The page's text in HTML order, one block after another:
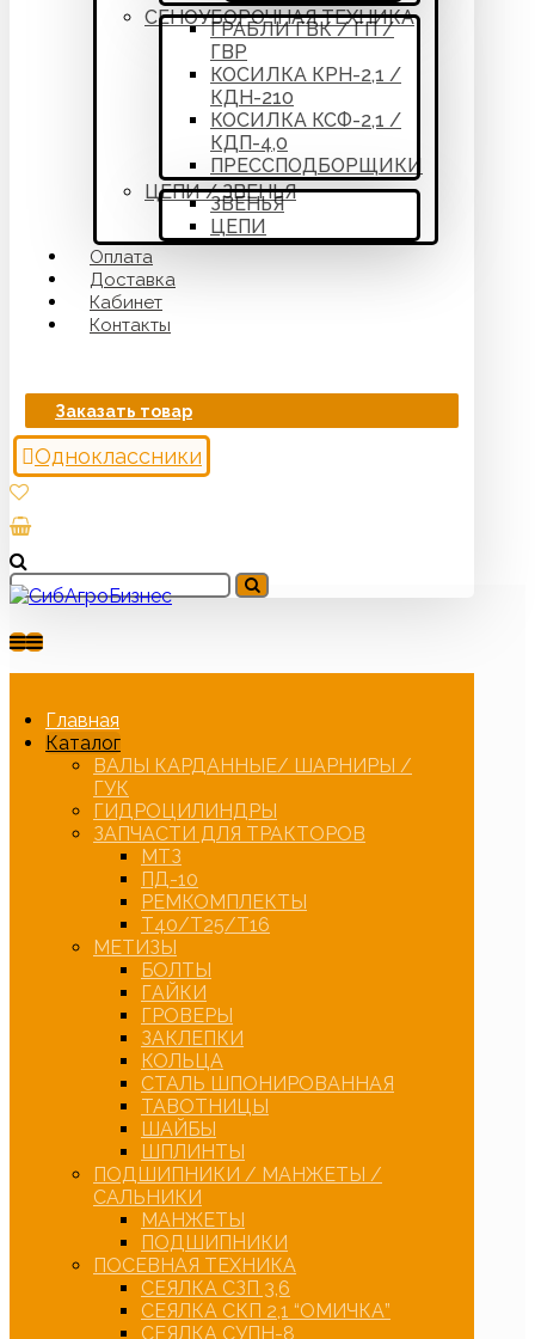
СЕНОУБОРОЧНАЯ ТЕХНИКА
ГРАБЛИ ГВК / ГП /
ГВР
КОСИЛКА КРН-2,1 /
КДН-210
КОСИЛКА КСФ-2,1 /
КДП-4,0
ПРЕССПОДБОРЩИКИ
ЦЕПИ / ЗВЕНЬЯ
ЗВЕНЬЯ
ЦЕПИ
Оплата
Доставка
Кабинет
Контакты
Заказать товар
Одноклассники
Главная
Каталог
ВАЛЫ КАРДАННЫЕ/ ШАРНИРЫ /
ГУК
ГИДРОЦИЛИНДРЫ
ЗАПЧАСТИ ДЛЯ ТРАКТОРОВ
МТЗ
ПД-10
РЕМКОМПЛЕКТЫ
Т40/Т25/Т16
МЕТИЗЫ
БОЛТЫ
ГАЙКИ
ГРОВЕРЫ
ЗАКЛЕПКИ
КОЛЬЦА
СТАЛЬ ШПОНИРОВАННАЯ
ТАВОТНИЦЫ
ШАЙБЫ
ШПЛИНТЫ
ПОДШИПНИКИ / МАНЖЕТЫ /
САЛЬНИКИ
МАНЖЕТЫ
ПОДШИПНИКИ
ПОСЕВНАЯ ТЕХНИКА
СЕЯЛКА СЗП 3,6
СЕЯЛКА СКП 2,1 “ОМИЧКА”
СЕЯЛКА СУПН-8